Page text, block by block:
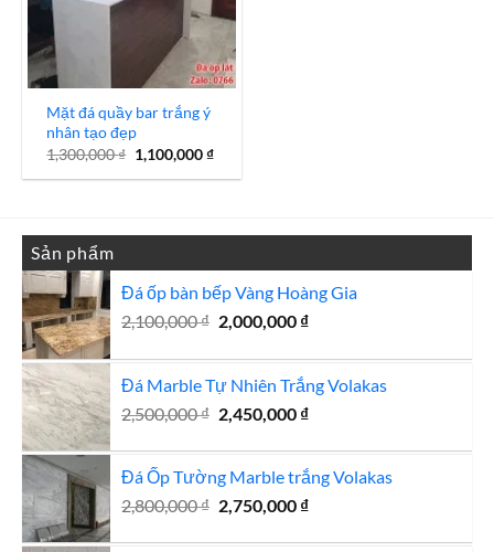
Mặt đá quầy bar trắng ý
nhân tạo đẹp
1,300,000₫ Giá
gốc
là:
1,100,000₫Giá
tại
Sản phẩm
Đá ốp bàn bếp Vàng Hoàng Gia
2,100,000₫ Giá
là:
2,100,000 ₫.
2,000,000 ₫Giá
tại
là:
2,000,000 ₫.
Đá Marble Tự Nhiên Trắng Volakas
2,500,000₫ Giá
2,500,000 ₫.
2,450,000 ₫Giá
là:
2,450,000 ₫.
Đá Ốp Tường Marble trắng Volakas
2,800,000₫ Giá
2,750,000 ₫Giá